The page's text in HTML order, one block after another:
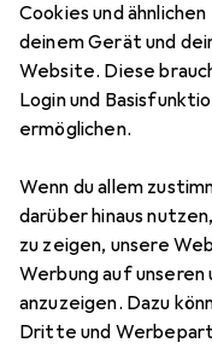
Cookies und
deinem Gerät und
Website. Diese
Login und
ermöglichen.
Wenn du allem
darüber hinaus
zu zeigen, unsere
Werbung auf
anzuzeigen. Dazu
Dritte und
TCM
80cm, weiss/
Preis in EUR inkl.
EUR
25,28
EUR
0,08sparen
Angebot fürEUR
25,20